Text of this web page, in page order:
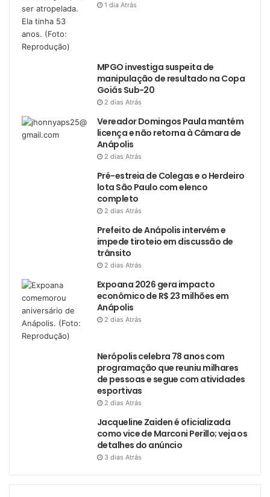
1 dia Atrás
MPGO investiga suspeita de
manipulação de resultado na Copa
Goiás Sub-20
2 dias Atrás
Vereador Domingos Paula mantém
licença e não retorna à Câmara de
Anápolis
2 dias Atrás
Pré-estreia de Colegas e o Herdeiro
lota São Paulo com elenco
completo
2 dias Atrás
Prefeito de Anápolis intervém e
impede tiroteio em discussão de
trânsito
2 dias Atrás
Expoana 2026 gera impacto
econômico de R$ 23 milhões em
Anápolis
2 dias Atrás
Nerópolis celebra 78 anos com
programação que reuniu milhares
de pessoas e segue com atividades
esportivas
2 dias Atrás
Jacqueline Zaiden é oficializada
como vice de Marconi Perillo; veja os
detalhes do anúncio
3 dias Atrás